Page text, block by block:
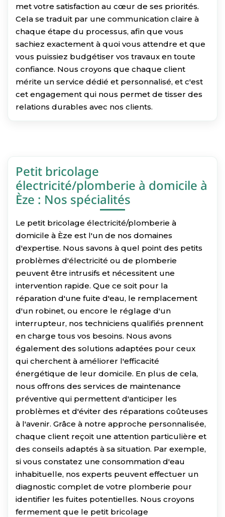
met votre satisfaction au cœur de ses priorités.
Cela se traduit par une communication claire à
chaque étape du processus, afin que vous
sachiez exactement à quoi vous attendre et que
vous puissiez budgétiser vos travaux en toute
confiance. Nous croyons que chaque client
mérite un service dédié et personnalisé, et c'est
cet engagement qui nous permet de tisser des
relations durables avec nos clients.
Petit bricolage
électricité/plomberie à domicile à
Èze : Nos spécialités
Le petit bricolage électricité/plomberie à
domicile à Èze est l'un de nos domaines
d'expertise. Nous savons à quel point des petits
problèmes d'électricité ou de plomberie
peuvent être intrusifs et nécessitent une
intervention rapide. Que ce soit pour la
réparation d'une fuite d'eau, le remplacement
d'un robinet, ou encore le réglage d'un
interrupteur, nos techniciens qualifiés prennent
en charge tous vos besoins. Nous avons
également des solutions adaptées pour ceux
qui cherchent à améliorer l'efficacité
énergétique de leur domicile. En plus de cela,
nous offrons des services de maintenance
préventive qui permettent d'anticiper les
problèmes et d'éviter des réparations coûteuses
à l'avenir. Grâce à notre approche personnalisée,
chaque client reçoit une attention particulière et
des conseils adaptés à sa situation. Par exemple,
si vous constatez une consommation d'eau
inhabituelle, nos experts peuvent effectuer un
diagnostic complet de votre plomberie pour
identifier les fuites potentielles. Nous croyons
fermement que le petit bricolage